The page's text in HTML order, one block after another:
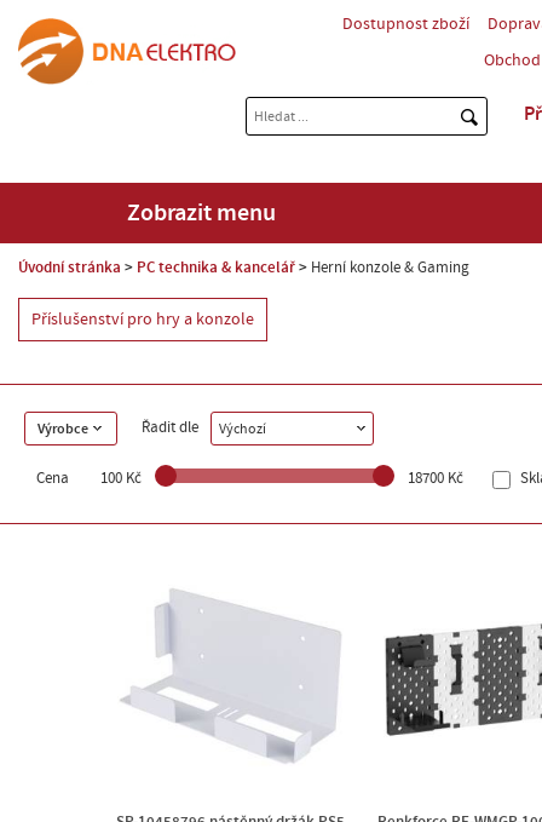
Dostupnost zboží
Zobrazit menu
Úvodní stránka PC technika & kancelář Herní konzole & Gaming
Příslušenství pro hry a konzole
Výrobce Řadit dle Výchozí
Cena 100 Kč 18700 Kč